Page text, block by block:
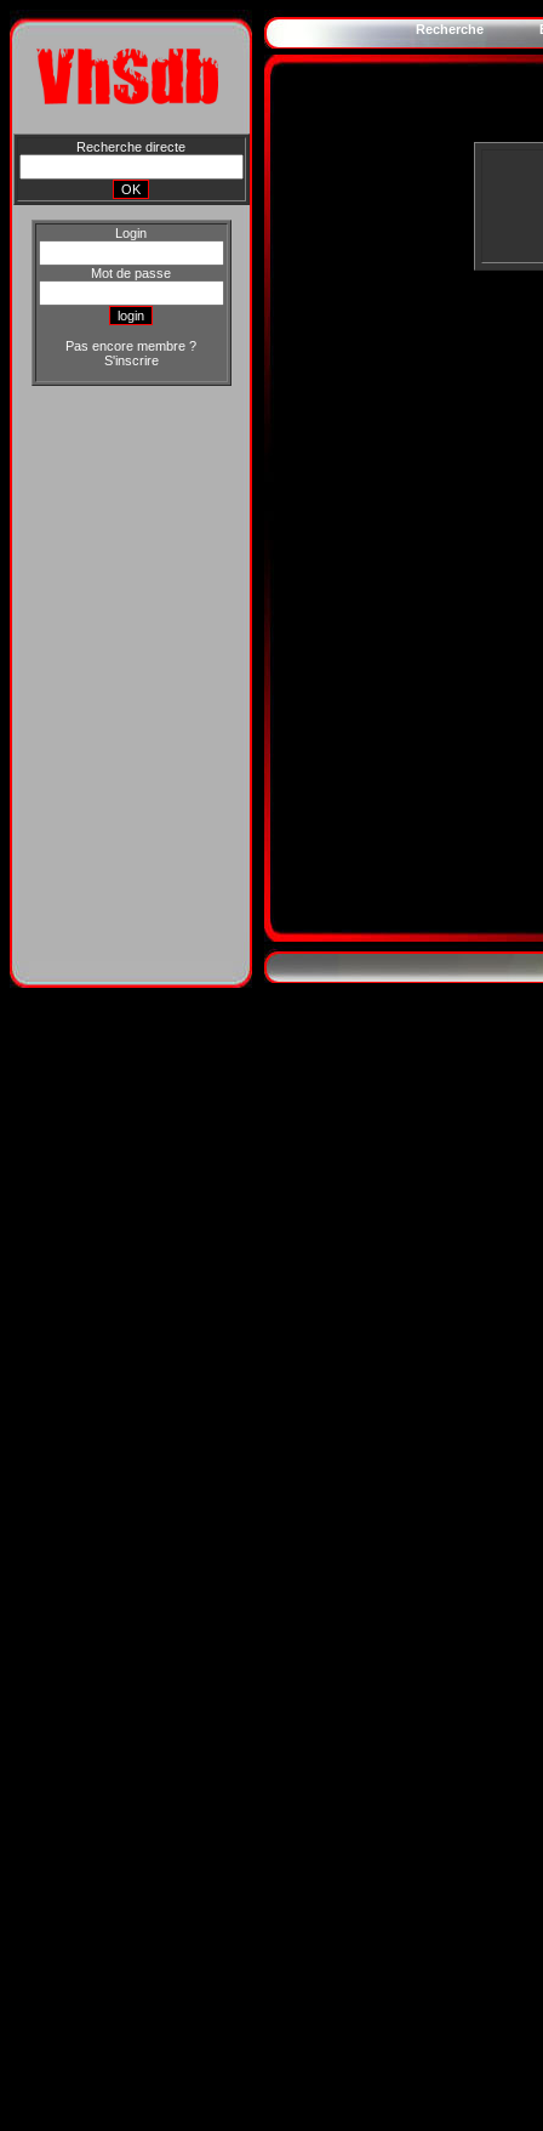
Recherche directe
Login
Mot de passe
Pas encore membre ?
S'inscrire
Recherche